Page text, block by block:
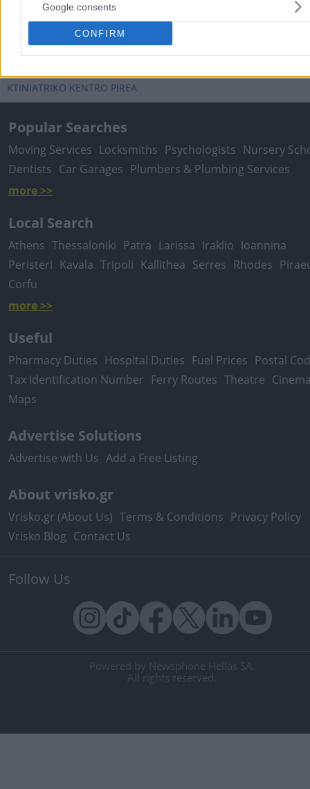
Google consents
CONFIRM
Submit review
KTINIATRIKO KENTRO PIREA
Popular Searches
Moving Services Locksmiths Psychologists Nursery
Dentists Car Garages Plumbers & Plumbing Services
more >>
Local Search
Athens Thessaloniki Patra Larissa Iraklio Ioannina
Peristeri Kavala Tripoli Kallithea Serres Rhodes
Corfu
more >>
Useful
Pharmacy Duties Hospital Duties Fuel Prices Postal
Tax Identification Number Ferry Routes Theatre
Maps
Advertise Solutions
Advertise with Us Add a Free Listing
About vrisko.gr
Vrisko.gr (About Us) Terms & Conditions Privacy Policy
Vrisko Blog Contact Us
Follow Us
Powered by Newsphone Hellas SA.
All rights reserved.